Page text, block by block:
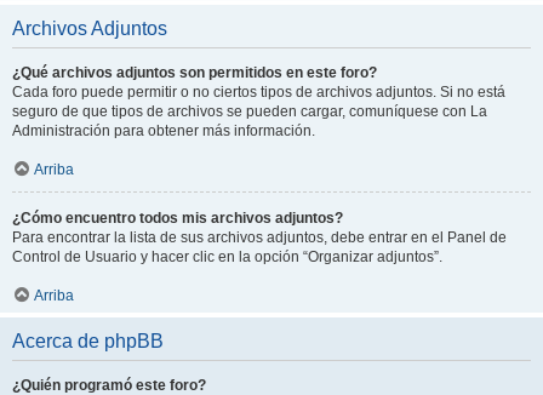
Archivos Adjuntos
¿Qué archivos adjuntos son permitidos en este foro?
Cada foro puede permitir o no ciertos tipos de archivos adjuntos. Si no está
seguro de que tipos de archivos se pueden cargar, comuníquese con La
Administración para obtener más información.
Arriba
¿Cómo encuentro todos mis archivos adjuntos?
Para encontrar la lista de sus archivos adjuntos, debe entrar en el Panel de
Control de Usuario y hacer clic en la opción “Organizar adjuntos”.
Arriba
Acerca de phpBB
¿Quién programó este foro?